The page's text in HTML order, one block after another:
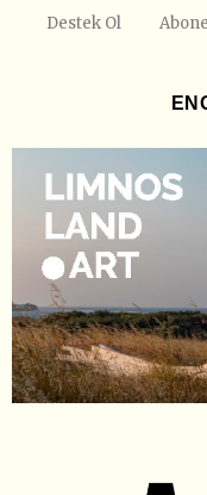
Destek Ol